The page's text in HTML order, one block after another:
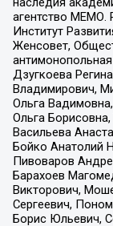
агентство МЕМО.
Институт
Женсовет,
Дзугкоева
Владимирович,
Ольга
Ольга
Васильева
Бойко Анатолий
Пивоваров
Барахоев
Викторович,
Сергеевич,
Борис Юльевич,